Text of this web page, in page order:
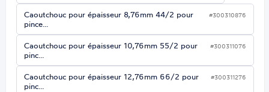
Caoutchouc pour épaisseur 8,76mm 44/2 pour
pince…
#300310876
Caoutchouc pour épaisseur 10,76mm 55/2 pour
pinc…
#300311076
Caoutchouc pour épaisseur 12,76mm 66/2 pour
pinc…
#300311276